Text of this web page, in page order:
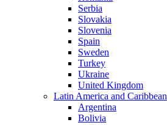
Serbia
Slovakia
Slovenia
Spain
Sweden
Turkey
Ukraine
United Kingdom
Latin America and Caribbean
Argentina
Bolivia